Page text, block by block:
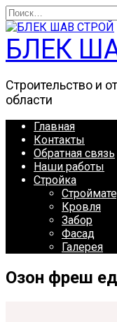
Перейти
к
содержанию
Search
for:
БЛЕК
Строительство и
области
Главная
Контакты
Обратная связь
Наши работы
Стройка
Кровля
Забор
Фасад
Галерея
Озон фреш